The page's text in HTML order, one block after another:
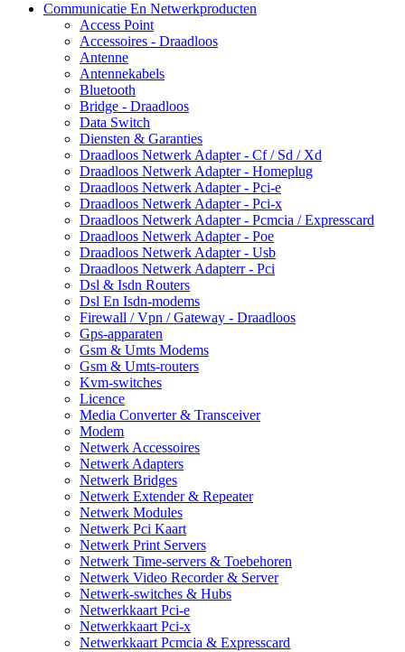
Communicatie En Netwerkproducten
Access Point
Accessoires - Draadloos
Antenne
Antennekabels
Bluetooth
Bridge - Draadloos
Data Switch
Diensten & Garanties
Draadloos Netwerk Adapter - Cf / Sd / Xd
Draadloos Netwerk Adapter - Homeplug
Draadloos Netwerk Adapter - Pci-e
Draadloos Netwerk Adapter - Pci-x
Draadloos Netwerk Adapter - Pcmcia / Expresscard
Draadloos Netwerk Adapter - Poe
Draadloos Netwerk Adapter - Usb
Draadloos Netwerk Adapterr - Pci
Dsl & Isdn Routers
Dsl En Isdn-modems
Firewall / Vpn / Gateway - Draadloos
Gps-apparaten
Gsm & Umts Modems
Gsm & Umts-routers
Kvm-switches
Licence
Media Converter & Transceiver
Modem
Netwerk Accessoires
Netwerk Adapters
Netwerk Bridges
Netwerk Extender & Repeater
Netwerk Modules
Netwerk Pci Kaart
Netwerk Print Servers
Netwerk Time-servers & Toebehoren
Netwerk Video Recorder & Server
Netwerk-switches & Hubs
Netwerkkaart Pci-e
Netwerkkaart Pci-x
Netwerkkaart Pcmcia & Expresscard